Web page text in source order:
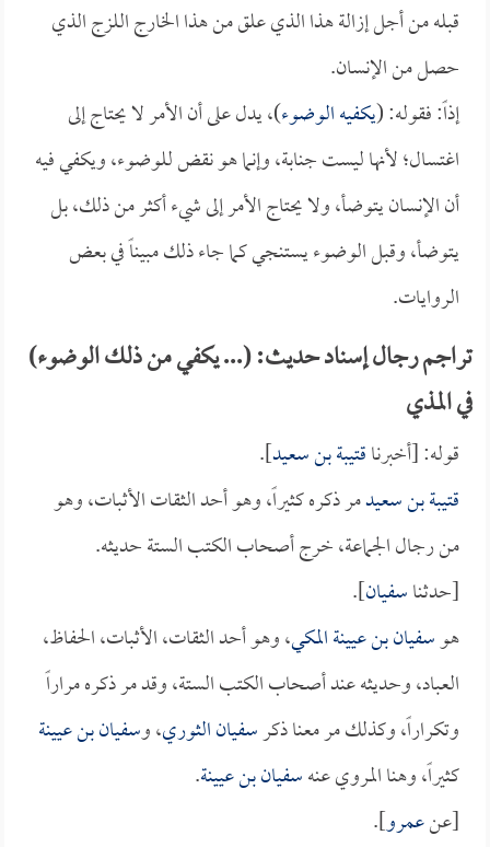
قبله من أجل إزالة هذا الذي علق من هذا الخارج اللزج الذي
حصل من الإنسان.
إذاً: فقوله: (يكفيه الوضوء)، يدل على أن الأمر لا يحتاج إلى
اغتسال؛ لأنها ليست جنابة، وإنما هو نقض للوضوء، ويكفي فيه
أن الإنسان يتوضأ، ولا يحتاج الأمر إلى شيء أكثر من ذلك، بل
يتوضأ، وقبل الوضوء يستنجي كما جاء ذلك مبيناً في بعض
الروايات.
تراجم رجال إسناد حديث: (... يكفي من ذلك الوضوء)
في المذي
قوله: [أخبرناقتيبة بن سعيد].
قتيبة بن سعيدمر ذكره كثيراً، وهو أحد الثقات الأثبات، وهو
من رجال الجماعة، خرج أصحاب الكتب الستة حديثه.
[حدثناسفيان].
هوسفيان بن عيينة المكي، وهو أحد الثقات، الأثبات، الحفاظ،
العباد، وحديثه عند أصحاب الكتب الستة، وقد مر ذكره مراراً
وتكراراً، وكذلك مر معنا ذكرسفيان الثوري، وسفيان بن عيينة
كثيراً، وهنا المروي عنهسفيان بن عيينة.
[عنعمرو].